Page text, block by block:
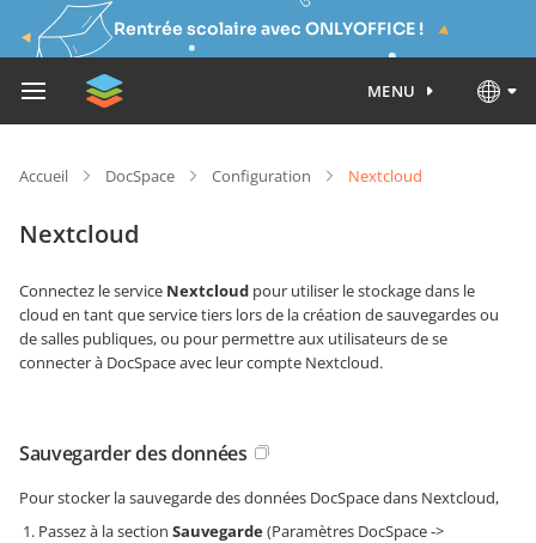
Rentrée scolaire avec ONLYOFFICE !
MENU
Accueil DocSpace Configuration Nextcloud
Nextcloud
Connectez le service Nextcloud pour utiliser le stockage dans le
cloud en tant que service tiers lors de la création de sauvegardes ou
de salles publiques, ou pour permettre aux utilisateurs de se
connecter à DocSpace avec leur compte Nextcloud.
Sauvegarder des données
Pour stocker la sauvegarde des données DocSpace dans Nextcloud,
Passez à la section Sauvegarde(Paramètres DocSpace ->